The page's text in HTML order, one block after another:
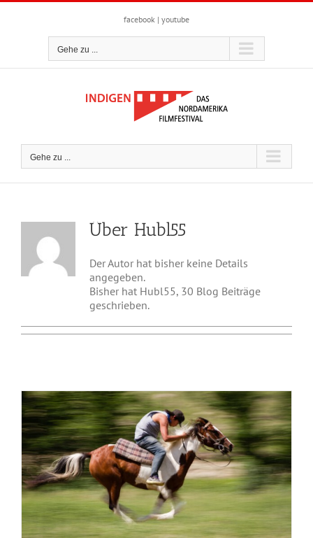
Zum
facebook | youtube
Gehe zu ...
Gehe zu ...
Über Hubl55
Der Autor hat bisher keine Details
angegeben.
Bisher hat Hubl55, 30 Blog Beiträge
geschrieben.
Submit Your Film via
FilmFreeway